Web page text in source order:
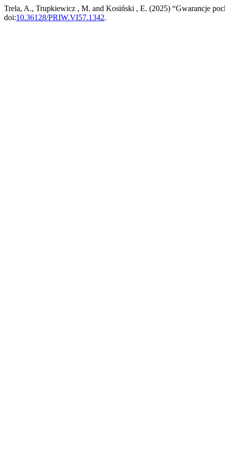
Trela, A., Trupkiewicz , M. and Kosiński , E. (2025) “Gwarancje
doi:10.36128/PRIW.VI57.1342.